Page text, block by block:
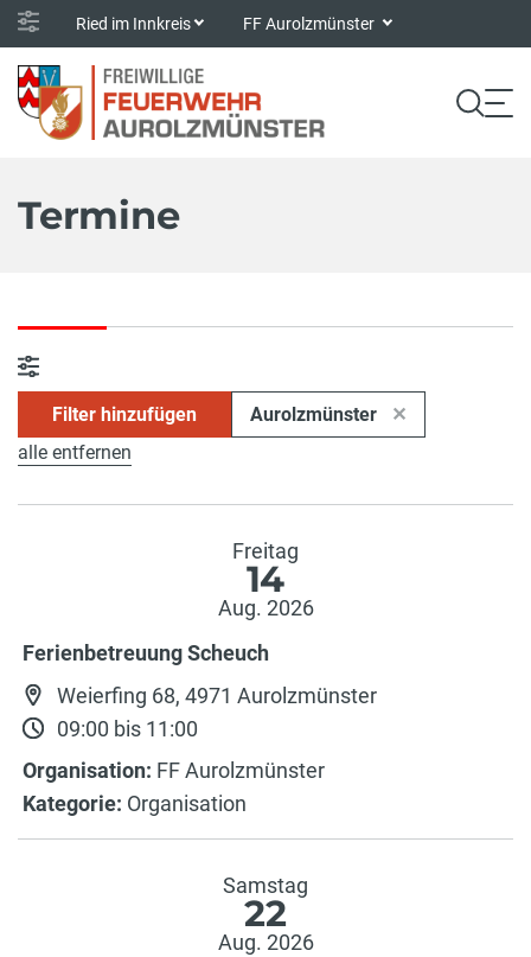
Ried im Innkreis FF Aurolzmünster
Termine
Filter hinzufügen
Aurolzmünster
alle entfernen
Freitag
14
Aug. 2026
Ferienbetreuung Scheuch
Weierfing 68, 4971 Aurolzmünster
09:00 bis 11:00
Organisation: FF Aurolzmünster
Kategorie: Organisation
Samstag
22
Aug. 2026